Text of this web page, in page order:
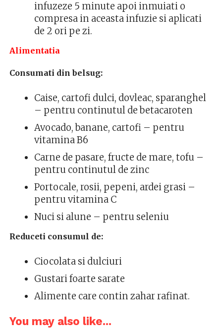
infuzeze 5 minute apoi inmuiati o
compresa in aceasta infuzie si aplicati
de 2 ori pe zi.
Alimentatia
Consumati din belsug:
Caise, cartofi dulci, dovleac, sparanghel
– pentru continutul de betacaroten
Avocado, banane, cartofi – pentru
vitamina B6
Carne de pasare, fructe de mare, tofu –
pentru continutul de zinc
Portocale, rosii, pepeni, ardei grasi –
pentru vitamina C
Nuci si alune – pentru seleniu
Reduceti consumul de:
Ciocolata si dulciuri
Gustari foarte sarate
Alimente care contin zahar rafinat.
You may also like...